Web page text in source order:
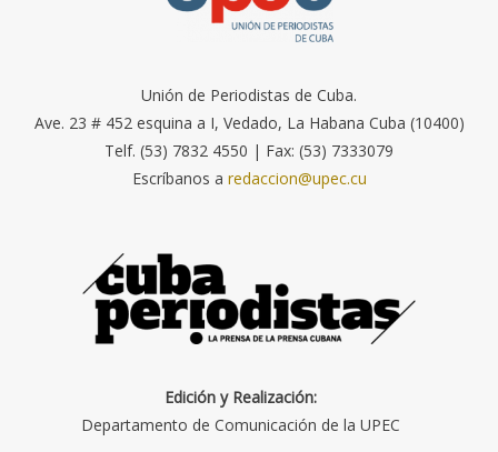
Unión de Periodistas de Cuba.
Ave. 23 # 452 esquina a I, Vedado, La Habana Cuba (10400)
Telf. (53) 7832 4550 | Fax: (53) 7333079
Escríbanos a redaccion@upec.cu
Edición y Realización:
Departamento de Comunicación de la UPEC